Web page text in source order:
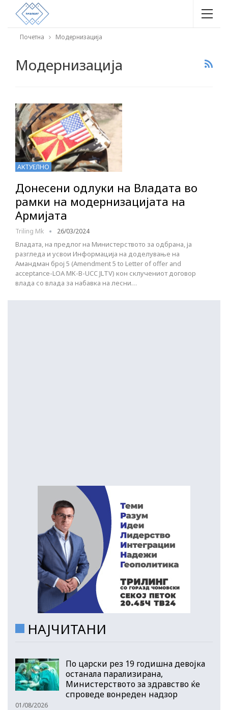
Почетна Модернизација
Модернизација
АКТУЕЛНО
Донесени одлуки на Владата во
рамки на модернизацијата на
Армијата
Triling Mk 26/03/2024
Владата, на предлог на Министерството за одбрана, ја
разгледа и усвои Информација на доделување на
Амандман број 5 (Amendment 5 to Letter of offer and
acceptance-LOA MK-B-UCC JLTV) кон склучениот договор
влада со влада за набавка на лесни…
НАЈЧИТАНИ
По царски рез 19 годишна девојка
останала парализирана,
Министерството за здравство ќе
спроведе вонреден надзор
01/08/2026